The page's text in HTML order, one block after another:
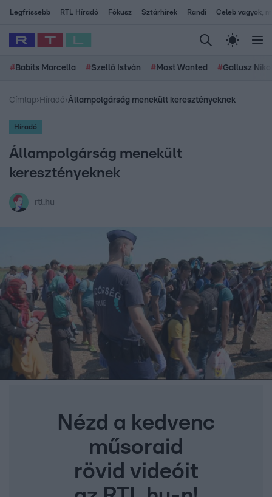
Legfrissebb RTL Híradó Fókusz Sztárhírek Randi Celeb vagyok,
# Babits Marcella #Szellő István # Most Wanted #Gallusz
Címlap› Híradó›Állampolgárság menekült keresztényeknek
Híradó
Állampolgárság menekült
keresztényeknek
rtl.hu
Nézd a kedvenc
műsoraid
rövid videóit